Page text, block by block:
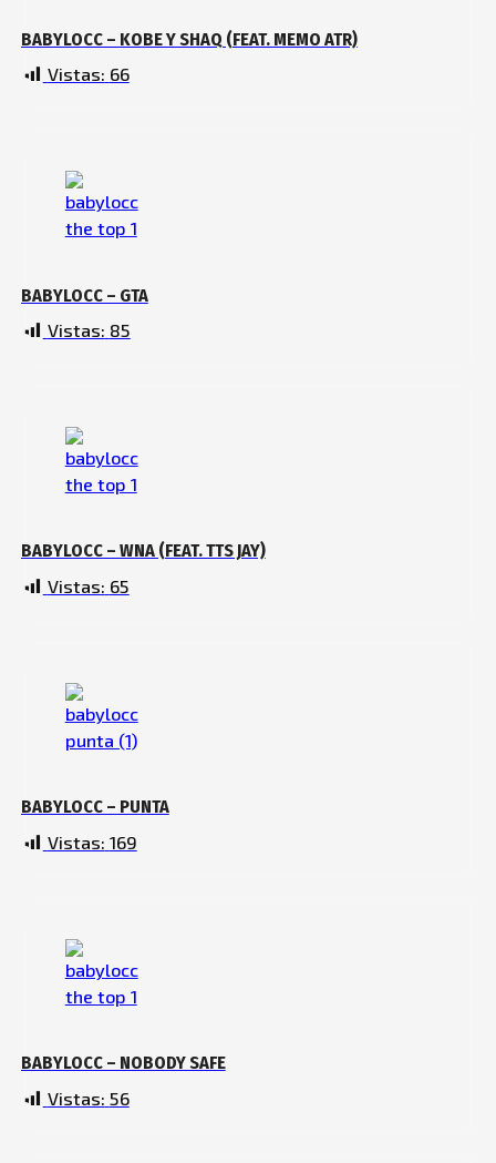
BABYLOCC – KOBE Y SHAQ (FEAT. MEMO ATR)
Vistas: 66
BABYLOCC – GTA
Vistas: 85
BABYLOCC – WNA (FEAT. TTS JAY)
Vistas: 65
BABYLOCC – PUNTA
Vistas: 169
BABYLOCC – NOBODY SAFE
Vistas: 56